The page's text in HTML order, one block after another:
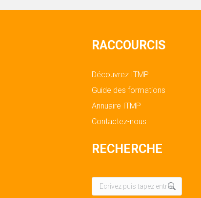
RACCOURCIS
Découvrez ITMP
Guide des formations
Annuaire ITMP
Contactez-nous
RECHERCHE
Recherche
: